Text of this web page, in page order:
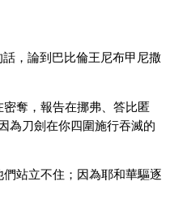
，論到巴比倫王尼布甲尼撒
奪，報告在挪弗、答比匿
為刀劍在你四圍施行吞滅的
站立不住；因為耶和華驅逐